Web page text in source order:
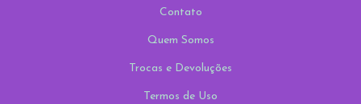
Contato
Quem Somos
Trocas e Devoluções
Termos de Uso